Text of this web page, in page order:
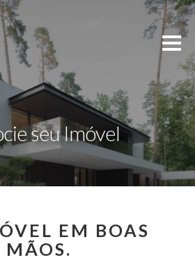
seu Imóvel
EM BOAS
MÃOS.